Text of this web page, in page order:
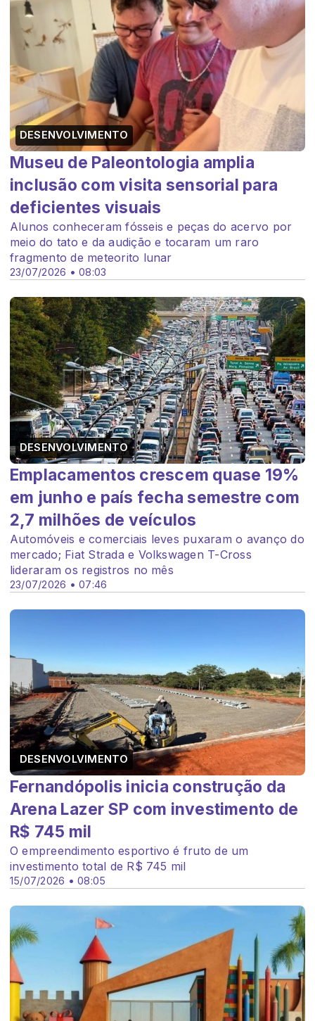
DESENVOLVIMENTO
23/07/2026 • 08:03
Museu de Paleontologia amplia
inclusão com visita sensorial para
deficientes visuais
Alunos conheceram fósseis e peças do acervo por
meio do tato e da audição e tocaram um raro
fragmento de meteorito lunar
DESENVOLVIMENTO
23/07/2026 • 07:46
Emplacamentos crescem quase 19%
em junho e país fecha semestre com
2,7 milhões de veículos
Automóveis e comerciais leves puxaram o avanço do
mercado; Fiat Strada e Volkswagen T-Cross
lideraram os registros no mês
DESENVOLVIMENTO
15/07/2026 • 08:05
Fernandópolis inicia construção da
Arena Lazer SP com investimento de
R$ 745 mil
O empreendimento esportivo é fruto de um
investimento total de R$ 745 mil